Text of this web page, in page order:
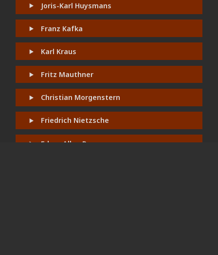
Joris-Karl Huysmans
Franz Kafka
Karl Kraus
Fritz Mauthner
Christian Morgenstern
Friedrich Nietzsche
Edgar Allen Poe